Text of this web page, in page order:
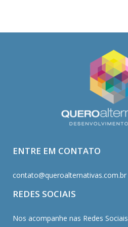
ENTRE EM CONTATO
contato@queroalternativas.com.br
REDES SOCIAIS
Nos acompanhe nas Redes Sociais